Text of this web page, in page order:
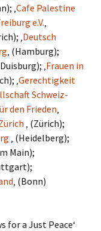
‚Cafe Palestine
e.V.‚
‚Deutsch
‚ (Hamburg);
‚Frauen in
‚Gerechtigkeit
Schweiz-
den Frieden‚
‚ (Zürich);
‚ (Heidelberg);
Main);
‚ (Bonn)
for a Just Peace‘